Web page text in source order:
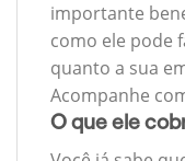
importante
como ele pode
quanto a sua
Acompanhe
O que ele